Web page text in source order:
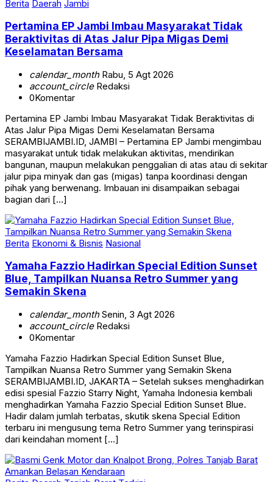
Beraktivitas di Atas Jalur Pipa Migas Demi
Keselamatan Bersama
account_circleRedaksi
0Komentar
Atas Jalur Pipa Migas Demi Keselamatan Bersama
SERAMBIJAMBI.ID, JAMBI – Pertamina EP Jambi mengimbau
masyarakat untuk tidak melakukan aktivitas, mendirikan
bangunan, maupun melakukan penggalian di atas atau di sekitar
jalur pipa minyak dan gas (migas) tanpa koordinasi dengan
pihak yang berwenang. Imbauan ini disampaikan sebagai
bagian dari […]
Berita Ekonomi & Bisnis Nasional
Blue, Tampilkan Nuansa Retro Summer yang
Semakin Skena
account_circleRedaksi
0Komentar
Tampilkan Nuansa Retro Summer yang Semakin Skena
SERAMBIJAMBI.ID, JAKARTA – Setelah sukses menghadirkan
edisi spesial Fazzio Starry Night, Yamaha Indonesia kembali
menghadirkan Yamaha Fazzio Special Edition Sunset Blue.
Hadir dalam jumlah terbatas, skutik skena Special Edition
terbaru ini mengusung tema Retro Summer yang terinspirasi
dari keindahan moment […]
Berita Daerah Tanjab Barat Terkini